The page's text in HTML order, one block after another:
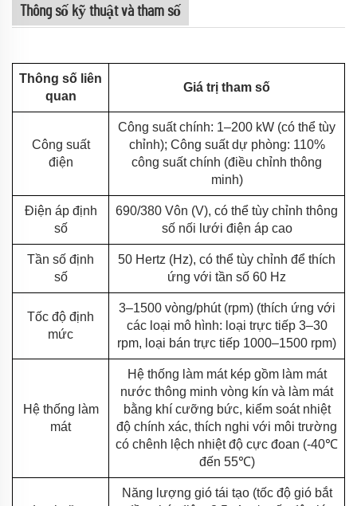
Thông số kỹ thuật và tham số
Thông số liên
quan
Giá trị tham số
Công suất
điện
Công suất chính: 1–200 kW (có thể tùy
chỉnh); Công suất dự phòng: 110%
công suất chính (điều chỉnh thông
minh)
Điện áp định
số
690/380 Vôn (V), có thể tùy chỉnh thông
số nối lưới điện áp cao
Tần số định
số
50 Hertz (Hz), có thể tùy chỉnh để thích
ứng với tần số 60 Hz
Tốc độ định
mức
3–1500 vòng/phút (rpm) (thích ứng với
các loại mô hình: loại trực tiếp 3–30
rpm, loại bán trực tiếp 1000–1500 rpm)
Hệ thống làm
mát
Hệ thống làm mát kép gồm làm mát
nước thông minh vòng kín và làm mát
bằng khí cưỡng bức, kiểm soát nhiệt
độ chính xác, thích nghi với môi trường
có chênh lệch nhiệt độ cực đoan (-40℃
đến 55℃)
Năng lượng gió tái tạo (tốc độ gió bắt